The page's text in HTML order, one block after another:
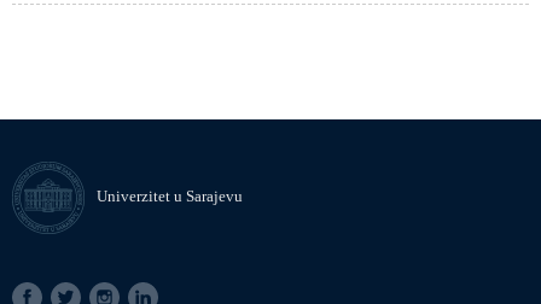
Univerzitet u Sarajevu
SOCIAL